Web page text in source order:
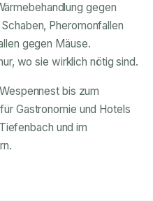
gegen
Pheromonfallen
gegen Mäuse.
wo sie wirklich nötig sind.
bis zum
Gastronomie und Hotels
und im